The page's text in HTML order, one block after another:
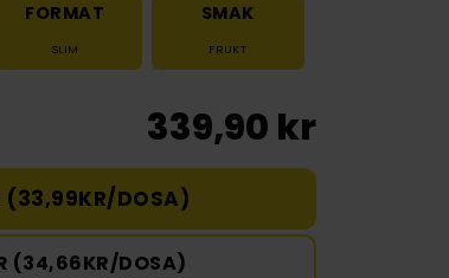
FORMAT
SLIM
SMAK
FRUKT
339,90 kr
(33,99KR/DOSA)
(34,66KR/DOSA)